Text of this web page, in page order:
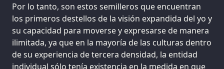
Por lo tanto, son estos semilleros que encuentran
los primeros destellos de la visión expandida del yo y
su capacidad para moverse y expresarse de manera
ilimitada, ya que en la mayoría de las culturas dentro
de su experiencia de tercera densidad, la entidad
individual sólo tenía existencia en la medida en que